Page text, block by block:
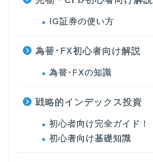
IG証券の使い方
為替･FX初心者向け解説
為替･FXの知識
戦略的インデックス投資
初心者向け完全ガイド！
初心者向け基礎知識